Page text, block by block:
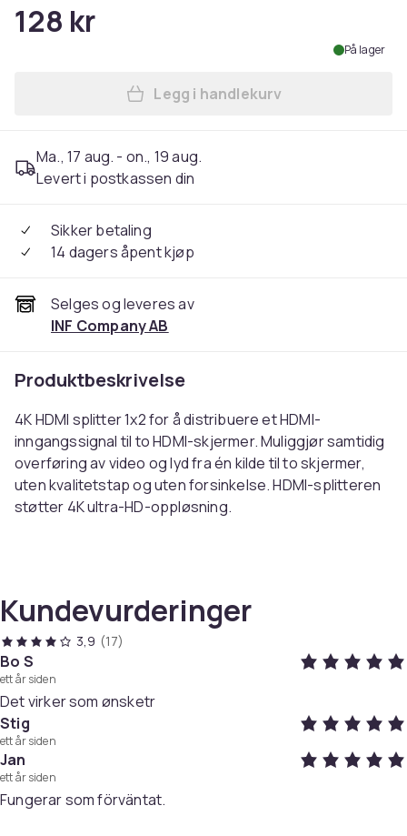
128 kr
På lager
Legg 4K HDMI splitter 1
Legg i handlekurv
Ma., 17 aug. - on., 19 aug.
Levert i postkassen din
Sikker betaling
14 dagers åpent kjøp
Selges og leveres av
INF Company AB
Produktbeskrivelse
4K HDMI splitter 1x2 for å distribuere et HDMI-
inngangssignal til to HDMI-skjermer. Muliggjør samtidig
overføring av video og lyd fra én kilde til to skjermer,
uten kvalitetstap og uten forsinkelse. HDMI-splitteren
støtter 4K ultra-HD-oppløsning.
HDMI 1.4
Oppløsning: 4K, 3840x2160p, 3D og 480i@60Hz/
480p@60Hz/ 576i@50Hz/ 576p@50Hz/ 720p@50/
60Hz/ 1080i@50/6008/0z/8p@0z/0z/8p@0z/7p 30 HZ
Pakken inkluderer:
1 x HDMI splitter
1 x USB-C-kabel
Instruksjoner for bruk
Kundevurderinger
3,9 (17)
Bo S
ett år siden
Det virker som ønsketr
Stig
ett år siden
Jan
ett år siden
Fungerar som förväntat.